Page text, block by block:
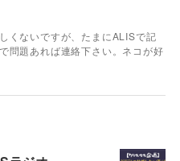
くないですが、たまにALISで記
問題あれば連絡下さい。ネコが好